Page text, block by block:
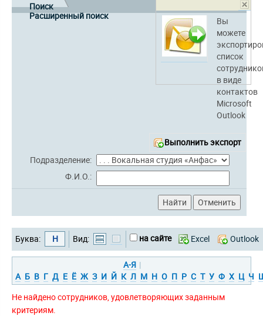
Вы
можете
список
в виде
контактов
Microsoft
Outlook
Выполнить экспорт
Поиск
Расширенный поиск
Подразделение:
Ф.И.О.:
Буква: Н Вид: на сайте Excel Outlook
А-Я |
А Б В Г Д Е Ё Ж З И Й К Л М Н О П Р С Т У Ф Х Ц Ч
Не найдено сотрудников, удовлетворяющих заданным
критериям.